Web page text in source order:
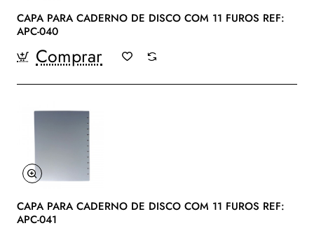
CAPA PARA CADERNO DE DISCO COM 11 FUROS REF:
APC-040
Comprar
CAPA PARA CADERNO DE DISCO COM 11 FUROS REF:
APC-041